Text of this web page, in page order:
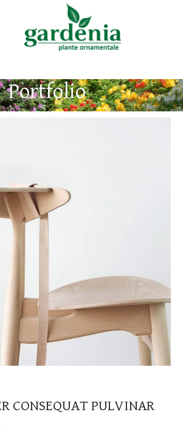
Portfolio
CONSEQUAT PULVINAR